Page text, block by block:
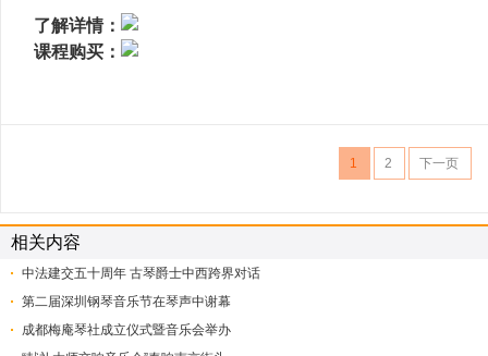
了解详情：
课程购买：
1 2 下一页
相关内容
中法建交五十周年 古琴爵士中西跨界对话
第二届深圳钢琴音乐节在琴声中谢幕
成都梅庵琴社成立仪式暨音乐会举办